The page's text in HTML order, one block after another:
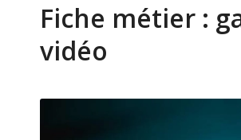
Fiche métier :
vidéo